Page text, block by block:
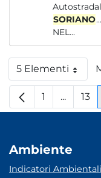
SORIANO
NEL...
5 ElementiPer pagina
Pagina
1 ...Pagine
13
Ambiente
Indicatori Ambientali